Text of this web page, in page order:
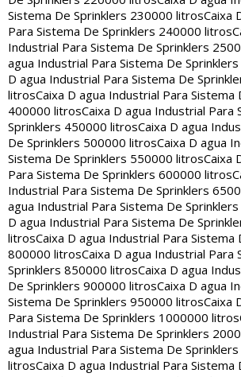
Sistema De Sprinklers 230000 litrosCaixa
Para Sistema De Sprinklers 240000 litros
Industrial Para Sistema De Sprinklers
agua Industrial Para Sistema De
D agua Industrial Para Sistema De
litrosCaixa D agua Industrial Para Sistema
400000 litrosCaixa D agua Industrial Para
Sprinklers 450000 litrosCaixa D agua
De Sprinklers 500000 litrosCaixa D agua
Sistema De Sprinklers 550000 litrosCaixa
Para Sistema De Sprinklers 600000 litros
Industrial Para Sistema De Sprinklers
agua Industrial Para Sistema De
D agua Industrial Para Sistema De
litrosCaixa D agua Industrial Para Sistema
800000 litrosCaixa D agua Industrial Para
Sprinklers 850000 litrosCaixa D agua
De Sprinklers 900000 litrosCaixa D agua
Sistema De Sprinklers 950000 litrosCaixa
Para Sistema De Sprinklers 1000000 litros
Industrial Para Sistema De Sprinklers
agua Industrial Para Sistema De
litrosCaixa D agua Industrial Para Sistema